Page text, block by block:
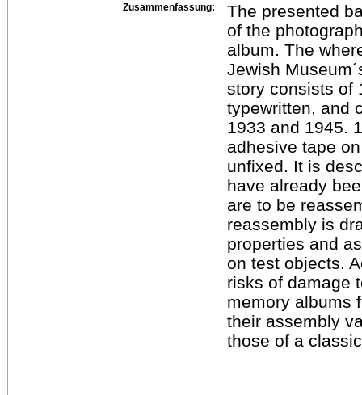
Zusammenfassung:
The presented
of the
album. The
Jewish
story consists of
typewritten, and
1933 and 1945.
adhesive tape
unfixed. It is
have already
are to be
reassembly is
properties and
on test objects.
risks of damage
memory albums
their assembly
those of a